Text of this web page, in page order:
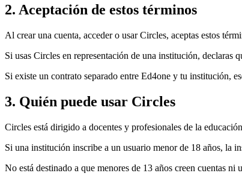
2. Aceptación de estos términos
Al crear una cuenta, acceder o usar Circles, aceptas estos
Si usas Circles en representación de una institución, declaras
Si existe un contrato separado entre Ed4one y tu institución,
3. Quién puede usar Circles
Circles está dirigido a docentes y profesionales de la
Si una institución inscribe a un usuario menor de 18 años, la
No está destinado a que menores de 13 años creen cuentas ni